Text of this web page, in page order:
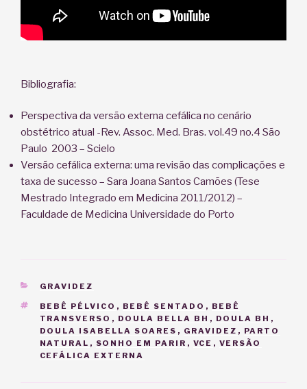
Bibliografia:
Perspectiva da versão externa cefálica no cenário
obstétrico atual -Rev. Assoc. Med. Bras. vol.49 no.4 São
Paulo 2003 – Scielo
Versão cefálica externa: uma revisão das complicações e
taxa de sucesso – Sara Joana Santos Camões (Tese
Mestrado Integrado em Medicina 2011/2012) –
Faculdade de Medicina Universidade do Porto
CATEGORIAS
GRAVIDEZ
TAGS
BEBÊ PÉLVICO , BEBÊ SENTADO , BEBÊ
TRANSVERSO , DOULA BELLA BH , DOULA BH ,
DOULA ISABELLA SOARES , GRAVIDEZ , PARTO
NATURAL , SONHO EM PARIR , VCE , VERSÃO
CEFÁLICA EXTERNA